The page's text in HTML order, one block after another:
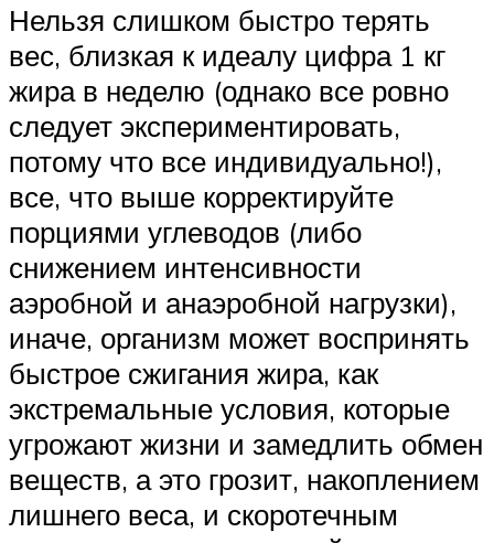
Нельзя слишком быстро терять
вес, близкая к идеалу цифра 1 кг
жира в неделю (однако все ровно
следует экспериментировать,
потому что все индивидуально!),
все, что выше корректируйте
порциями углеводов (либо
снижением интенсивности
аэробной и анаэробной нагрузки),
иначе, организм может воспринять
быстрое сжигания жира, как
экстремальные условия, которые
угрожают жизни и замедлить обмен
веществ, а это грозит, накоплением
лишнего веса, и скоротечным